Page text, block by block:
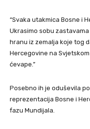
“Svaka utakmica Bosne i
Ukrasimo sobu
hranu iz zemalja koje tog
Hercegovine na
ćevape.”
Posebno ih je oduševila
reprezentacija Bosne i
fazu Mundijala.